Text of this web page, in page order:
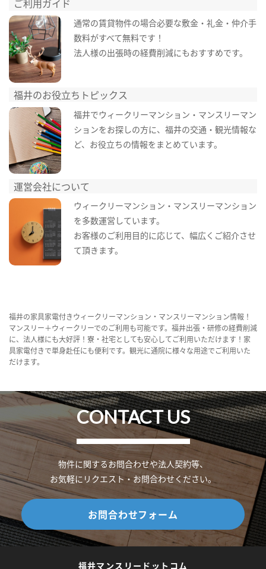
ご利用ガイド
通常の賃貸物件の場合必要な敷金・礼金・仲介手
数料がすべて無料です！
法人様の出張時の経費削減にもおすすめです。
福井のお役立ちトピックス
福井でウィークリーマンション・マンスリーマン
ションをお探しの方に、福井の交通・観光情報な
ど、お役立ちの情報をまとめています。
運営会社について
ウィークリーマンション・マンスリーマンション
を多数運営しています。
お客様のご利用目的に応じて、幅広くご紹介させ
て頂きます。
福井の家具家電付きウィークリーマンション・マンスリーマンション情報！
マンスリー＋ウィークリーでのご利用も可能です。福井出張・研修の経費削減
に、法人様にも大好評！寮・社宅としても安心してご利用いただけます！家
具家電付きで単身赴任にも便利です。観光に通院に様々な用途でご利用いた
だけます。
CONTACT US
物件に関するお問合わせや法人契約等、
お気軽にリクエスト・お問合わせください。
お問合わせフォーム
福井マンスリードットコム